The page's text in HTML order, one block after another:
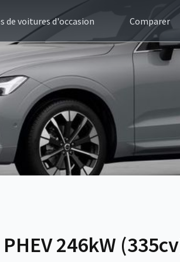
de voitures d'occasion Comparer
PHEV 246kW